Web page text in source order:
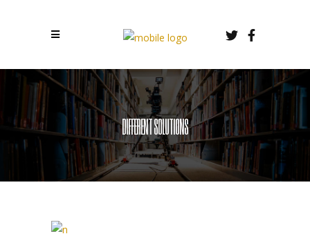
DIFFERENT SOLUTIONS